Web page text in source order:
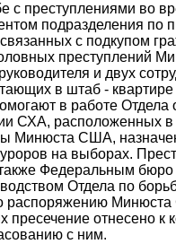
с преступлениями во
подразделения по
с подкупом
преступлений
и двух
в штаб - квартире
в работе Отдела
СХА, расположенных
Минюста США,
на выборах.
Федеральным бюро
Отдела по
распоряжению
пресечение отнесено к
с ним.